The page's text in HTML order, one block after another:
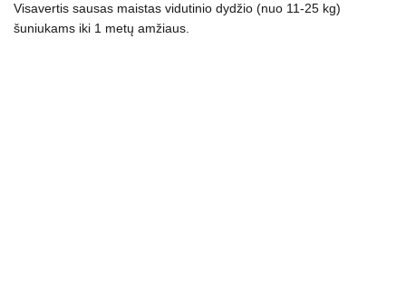
Visavertis sausas maistas vidutinio dydžio (nuo 11-25 kg)
šuniukams iki 1 metų amžiaus.